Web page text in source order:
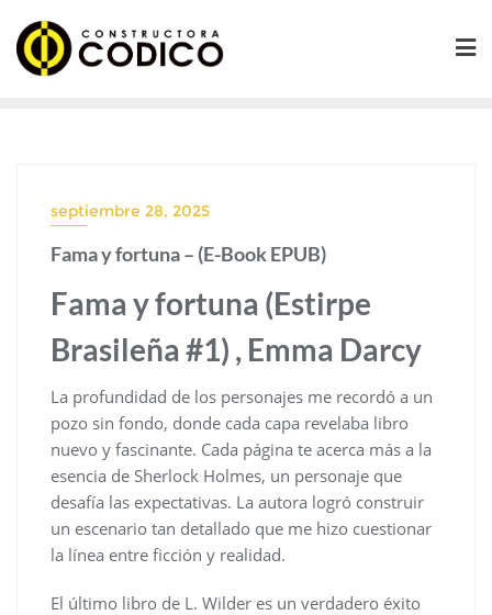
contenido
septiembre 28, 2025
Fama y fortuna – (E-Book EPUB)
Fama y fortuna (Estirpe
Brasileña #1) , Emma Darcy
La profundidad de los personajes me recordó a un
pozo sin fondo, donde cada capa revelaba libro
nuevo y fascinante. Cada página te acerca más a la
esencia de Sherlock Holmes, un personaje que
desafía las expectativas. La autora logró construir
un escenario tan detallado que me hizo cuestionar
la línea entre ficción y realidad.
El último libro de L. Wilder es un verdadero éxito